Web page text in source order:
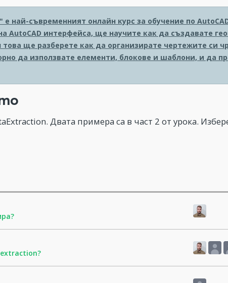
е най-съвременният онлайн курс за обучение по
AutoCAD интерфейса, ще научите как да създавате
ще разберете как да организирате чертежите си
да използвате елементи, блокове и шаблони, и да
Двата примера са в част 2 от урока.